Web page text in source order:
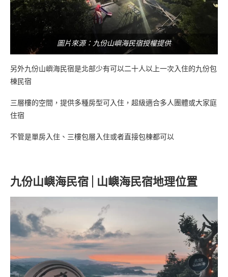
圖片來源：九份山嶼海民宿授權提供
另外九份山嶼海民宿是北部少有可以二十人以上一次入住的九份包
棟民宿
三層樓的空間，提供多種房型可入住，超級適合多人團體或大家庭
住宿
不管是單房入住、三樓包層入住或者直接包棟都可以
九份山嶼海民宿 | 山嶼海民宿地理位置